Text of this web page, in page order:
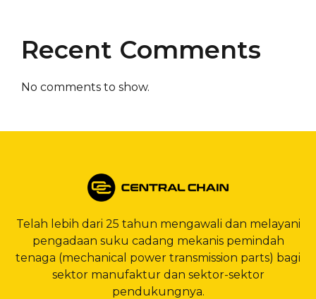
Recent Comments
No comments to show.
Telah lebih dari 25 tahun mengawali dan melayani
pengadaan suku cadang mekanis pemindah
tenaga (mechanical power transmission parts) bagi
sektor manufaktur dan sektor-sektor
pendukungnya.